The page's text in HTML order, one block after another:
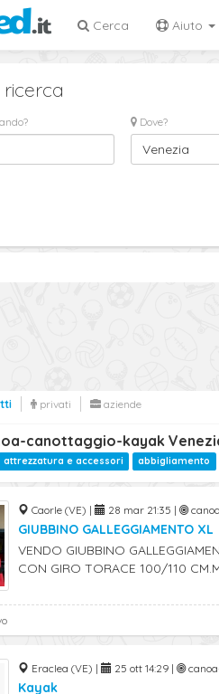
Cerca Aiuto
Dove?
Venezia
privati aziende
canottaggio-kayak
attrezzatura e accessori abbigliamento
Caorle (VE) | 28 mar 21:35 |
GIUBBINO GALLEGGIAMENTO XL
VENDO GIUBBINO
CON GIRO TORACE 100/110
Eraclea (VE) | 25 ott 14:29 |
Kayak